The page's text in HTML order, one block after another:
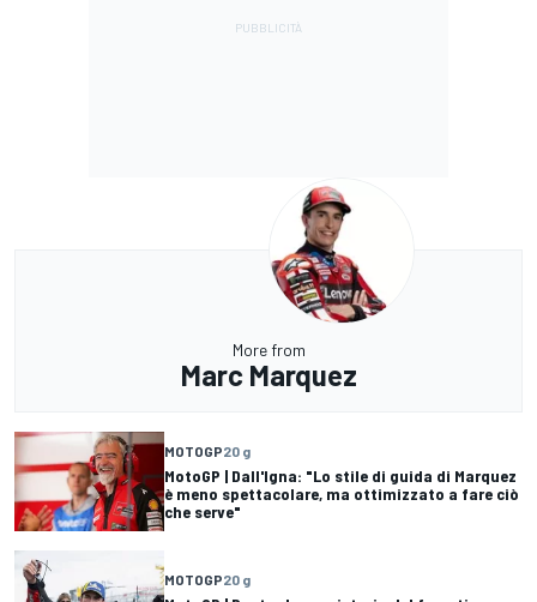
More from
Marc Marquez
MOTOGP20 g
MotoGP | Dall'Igna: "Lo stile di guida di Marquez
è meno spettacolare, ma ottimizzato a fare ciò
che serve"
MOTOGP20 g